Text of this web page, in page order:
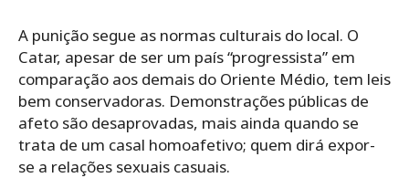
A punição segue as normas culturais do local. O
Catar, apesar de ser um país “progressista” em
comparação aos demais do Oriente Médio, tem leis
bem conservadoras. Demonstrações públicas de
afeto são desaprovadas, mais ainda quando se
trata de um casal homoafetivo; quem dirá expor-
se a relações sexuais casuais.